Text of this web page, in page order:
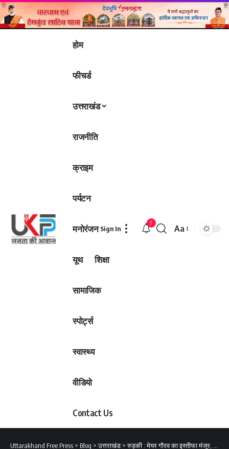
होम
फीचर्ड
उत्तराखंड
राजनीति
क्राइम
पर्यटन
मनोरंजन
यूथ शिक्षा
सामाजिक
स्पोर्ट्स
स्वास्थ्य
वीडियो
Contact Us
Sign In
1
Font
Aa
Uttarakhand Free Press > Blog >उत्तराखंड >रुड़की : मेयर गौरव का इस्तीफा मंजूर, अधिसूचना जारी…